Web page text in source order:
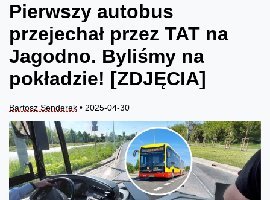
Pierwszy autobus
przejechał przez TAT na
Jagodno. Byliśmy na
pokładzie! [ZDJĘCIA]
Bartosz Senderek • 2025-04-30